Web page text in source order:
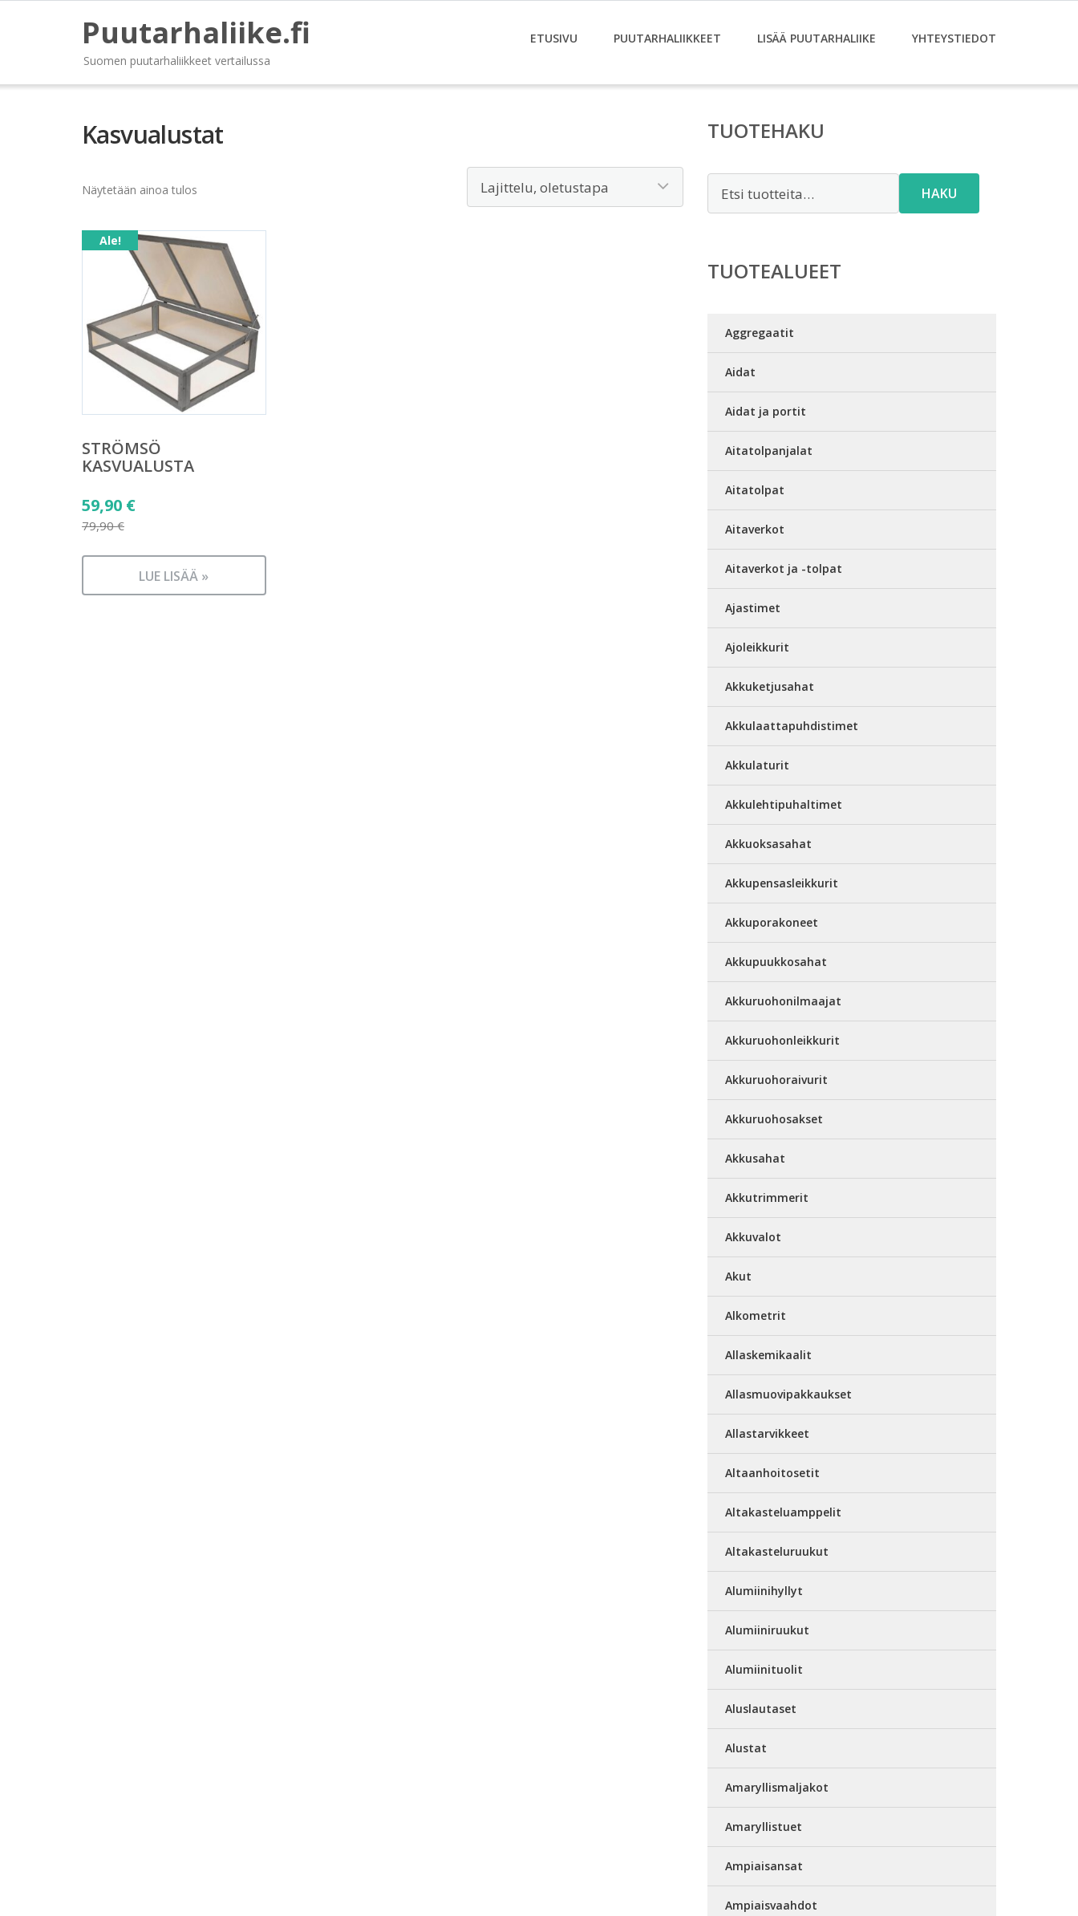
Puutarhaliike.fi
Suomen puutarhaliikkeet vertailussa
ETUSIVU PUUTARHALIIKKEET LISÄÄ PUUTARHALIIKE YHTEYSTIEDOT
Kasvualustat
Näytetään ainoa tulos
Ale!
STRÖMSÖ
KASVUALUSTA
79,90€
Alkuperäinen
hinta
59,90 €
on:
LUE LISÄÄ »
TUOTEHAKU
HAKU
TUOTEALUEET
Aggregaatit
Aidat
Aidat ja portit
Aitatolpanjalat
Aitatolpat
Aitaverkot
Aitaverkot ja -tolpat
Ajastimet
Ajoleikkurit
Akkuketjusahat
Akkulaattapuhdistimet
Akkulaturit
Akkulehtipuhaltimet
Akkuoksasahat
Akkupensasleikkurit
Akkuporakoneet
Akkupuukkosahat
Akkuruohonilmaajat
Akkuruohonleikkurit
Akkuruohoraivurit
Akkuruohosakset
Akkusahat
Akkutrimmerit
Akkuvalot
Akut
Alkometrit
Allaskemikaalit
Allasmuovipakkaukset
Allastarvikkeet
Altaanhoitosetit
Altakasteluamppelit
Altakasteluruukut
Alumiinihyllyt
Alumiiniruukut
Alumiinituolit
Aluslautaset
Alustat
Amaryllismaljakot
Amaryllistuet
Ampiaisansat
Ampiaisvaahdot